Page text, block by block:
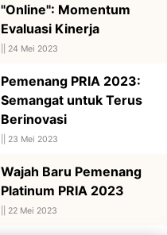
"Online": Momentum
Evaluasi Kinerja
24 Mei 2023
Pemenang PRIA 2023:
Semangat untuk Terus
Berinovasi
23 Mei 2023
Wajah Baru Pemenang
Platinum PRIA 2023
22 Mei 2023